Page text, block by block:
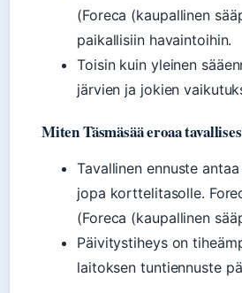
(Foreca (kaupallinen
paikallisiin havaintoihin.
Toisin kuin yleinen
järvien ja jokien
Miten Täsmäsää eroaa
Tavallinen ennuste
jopa korttelitasolle.
(Foreca (kaupallinen
Päivitystiheys on
laitoksen tuntiennuste